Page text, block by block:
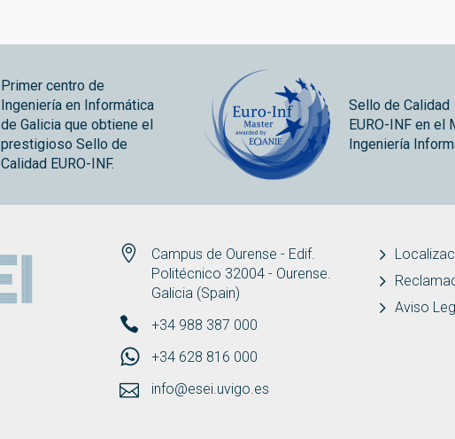
Primer centro de
Ingeniería en Informática
de Galicia que obtiene el
prestigioso Sello de
Calidad EURO-INF.
Sello de Calidad
EURO-INF en el
Ingeniería
Campus de Ourense - Edif.
Politécnico 32004 - Ourense.
Galicia (Spain)
+34 988 387 000
+34 628 816 000
info@esei.uvigo.es
Aviso